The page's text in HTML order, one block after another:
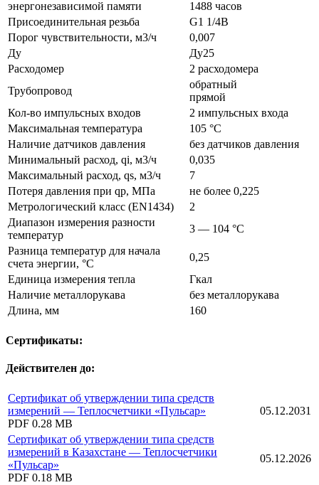
энергонезависимой памяти
1488 часов
Присоединительная резьба
G1 1/4B
Порог чувствительности, м3/ч
0,007
Ду
Ду25
Расходомер
2 расходомера
Трубопровод
обратный
прямой
Кол-во импульсных входов
2 импульсных входа
Максимальная температура
105 °C
Наличие датчиков давления
без датчиков давления
Минимальный расход, qi, м3/ч
0,035
Максимальный расход, qs, м3/ч
7
Потеря давления при qp, МПа
не более 0,225
Метрологический класс (EN1434)
2
Диапазон измерения разности
температур
3 — 104 °C
Разница температур для начала
счета энергии, °C
0,25
Единица измерения тепла
Гкал
Наличие металлорукава
без металлорукава
Длина, мм
160
Сертификаты:
Действителен до:
Сертификат об утверждении типа средств
измерений — Теплосчетчики «Пульсар»
PDF 0.28 MB
05.12.2031
Сертификат об утверждении типа средств
измерений в Казахстане — Теплосчетчики
«Пульсар»
PDF 0.18 MB
05.12.2026